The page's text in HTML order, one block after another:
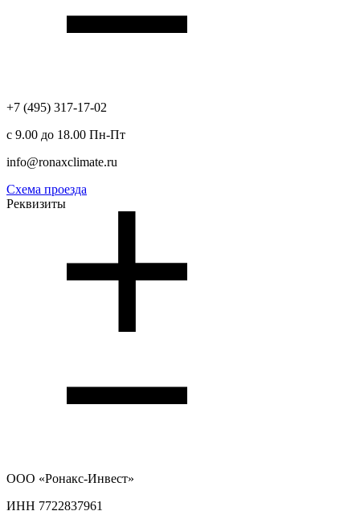
+7 (495) 317-17-02
с 9.00 до 18.00 Пн-Пт
info@ronaxclimate.ru
Схема проезда
Реквизиты
ООО «Ронакс-Инвест»
ИНН 7722837961